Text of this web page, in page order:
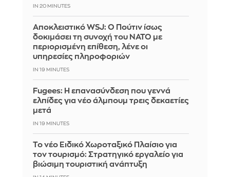
IN 20 MINUTES
Αποκλειστικό WSJ: Ο Πούτιν ίσως
δοκιμάσει τη συνοχή του ΝΑΤΟ με
περιορισμένη επίθεση, λένε οι
υπηρεσίες πληροφοριών
IN 19 MINUTES
Fugees: Η επανασύνδεση που γεννά
ελπίδες για νέο άλμπουμ τρεις δεκαετίες
μετά
IN 19 MINUTES
Το νέο Ειδικό Χωροταξικό Πλαίσιο για
τον τουρισμό: Στρατηγικό εργαλείο για
βιώσιμη τουριστική ανάπτυξη